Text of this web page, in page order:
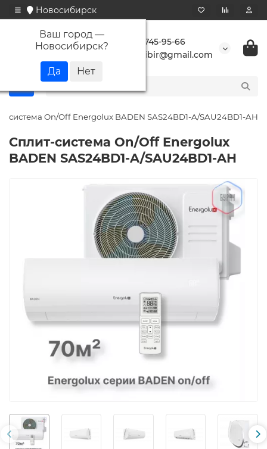
Новосибирск
Ваш город —
Новосибирск?
+7 923 745-95-66
buransibir@gmail.com
система On/Off Energolux BADEN SAS24BD1-A/SAU24BD1-AH
Сплит-система On/Off Energolux
BADEN SAS24BD1-A/SAU24BD1-AH